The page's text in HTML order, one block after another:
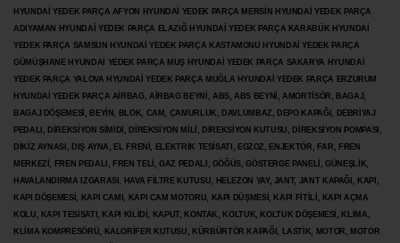
HYUNDAİ YEDEK PARÇA AFYON HYUNDAİ YEDEK PARÇA MERSİN HYUNDAİ YEDEK PARÇA
ADIYAMAN HYUNDAİ YEDEK PARÇA ELAZIĞ HYUNDAİ YEDEK PARÇA KARABÜK HYUNDAİ
YEDEK PARÇA SAMSUN HYUNDAİ YEDEK PARÇA KASTAMONU HYUNDAİ YEDEK PARÇA
GÜMÜŞHANE HYUNDAİ YEDEK PARÇA MUŞ HYUNDAİ YEDEK PARÇA SAKARYA HYUNDAİ
YEDEK PARÇA YALOVA HYUNDAİ YEDEK PARÇA MUĞLA HYUNDAİ YEDEK PARÇA ERZURUM
HYUNDAİ YEDEK PARÇA AİRBAG, AİRBAG BEYNİ, ABS, ABS BEYNİ, AMORTİSÖR, BAGAJ,
BAGAJ DÖŞEMESİ, BEYİN, BLOK, CAM, ÇAMURLUK, DAVLUMBAZ, DEPO KAPAĞI, DEBRİYAJ
PEDALI, DİREKSİYON SİMİDİ, DİREKSİYON MİLİ, DİREKSİYON KUTUSU, DİREKSİYON POMPASI,
DİKİZ AYNASI, DIŞ AYNA, EL FRENİ, ELEKTRİK TESİSATI, EGZOZ, ENJEKTÖR, FAR, FREN
MERKEZİ, FREN PEDALI, FREN TELİ, GAZ PEDALI, GÖĞÜS, GÖSTERGE PANELİ, GÜNEŞLİK,
HAVALANDIRMA IZGARASI, HAVA FİLTRE KUTUSU, HELEZON YAY, JANT, JANT KAPAĞI, KAPI,
KAPI DÖŞEMESİ, KAPI CAMI, KAPI CAM MOTORU, KAPI DÜŞMESİ, KAPI FİTİLİ, KAPI AÇMA
KOLU, KAPI TESİSATI, KAPI KİLİDİ, KAPUT, KONTAK, KOLTUK, KOLTUK DÖŞEMESİ, KLİMA,
KLİMA KOMPRESÖRÜ, KALORİFER KUTUSU, KÜRBÜRTÖR KAPAĞI, LASTİK, MOTOR, MOTOR